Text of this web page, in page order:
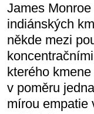
James
indiánských
někde mezi
kterého
v poměru
mírou empatie